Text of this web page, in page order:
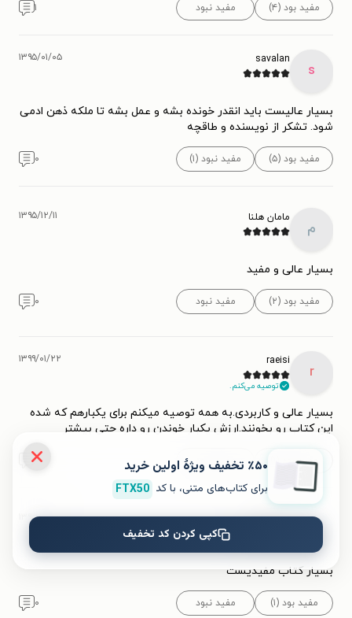
مفید بود (۴) مفید نبود ۱
s
savalan ۱۳۹۵/۰۱/۰۵
بسیار عالیست باید انقدر خونده بشه و عمل بشه تا ملکه ذهن ادمی
شود. تشکر از نویسنده و طاقچه
مفید بود (۵) مفید نبود (۱) ۰
م
مامان هلنا ۱۳۹۵/۱۲/۱۱
بسیار عالی و مفید
مفید بود (۲) مفید نبود ۰
r
raeisi
توصیه می‌کنم.
۱۳۹۹/۰۱/۲۲
بسیار عالی و کاربردی.به همه توصیه میکنم برای یکبارهم که شده
این کتاب رو بخونند.ارزش یکبار خوندن رو داره حتی بیشتر
مفید بود (۱) مفید نبود ۰
هومن ج ۱۳۹۳/۱۱/۰۴
بسیار کتاب مفیدیست
مفید بود (۱) مفید نبود ۰
٪۵۰ تخفیف ویژۀ اولین خرید
برای کتاب‌های متنی، با کد FTX50
کپی کردن کد تخفیف